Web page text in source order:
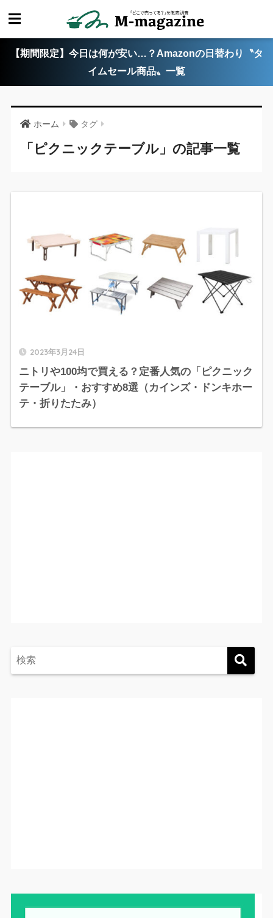
【期間限定】今日は何が安い…？Amazonの日替わり〝タ
イムセール商品〟一覧
ホーム タグ
「ピクニックテーブル」の記事一覧
2023年3月24日
ニトリや100均で買える？定番人気の「ピクニック
テーブル」・おすすめ8選（カインズ・ドンキホー
テ・折りたたみ）